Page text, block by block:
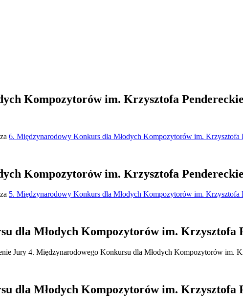
Kompozytorów im. Krzysztofa
6. Międzynarodowy Konkurs dla Młodych Kompozytorów im. Krzysztofa
Kompozytorów im. Krzysztofa
5. Międzynarodowy Konkurs dla Młodych Kompozytorów im. Krzysztofa
dla Młodych Kompozytorów im. Krzysztofa
Jury 4. Międzynarodowego Konkursu dla Młodych Kompozytorów im.
dla Młodych Kompozytorów im. Krzysztofa